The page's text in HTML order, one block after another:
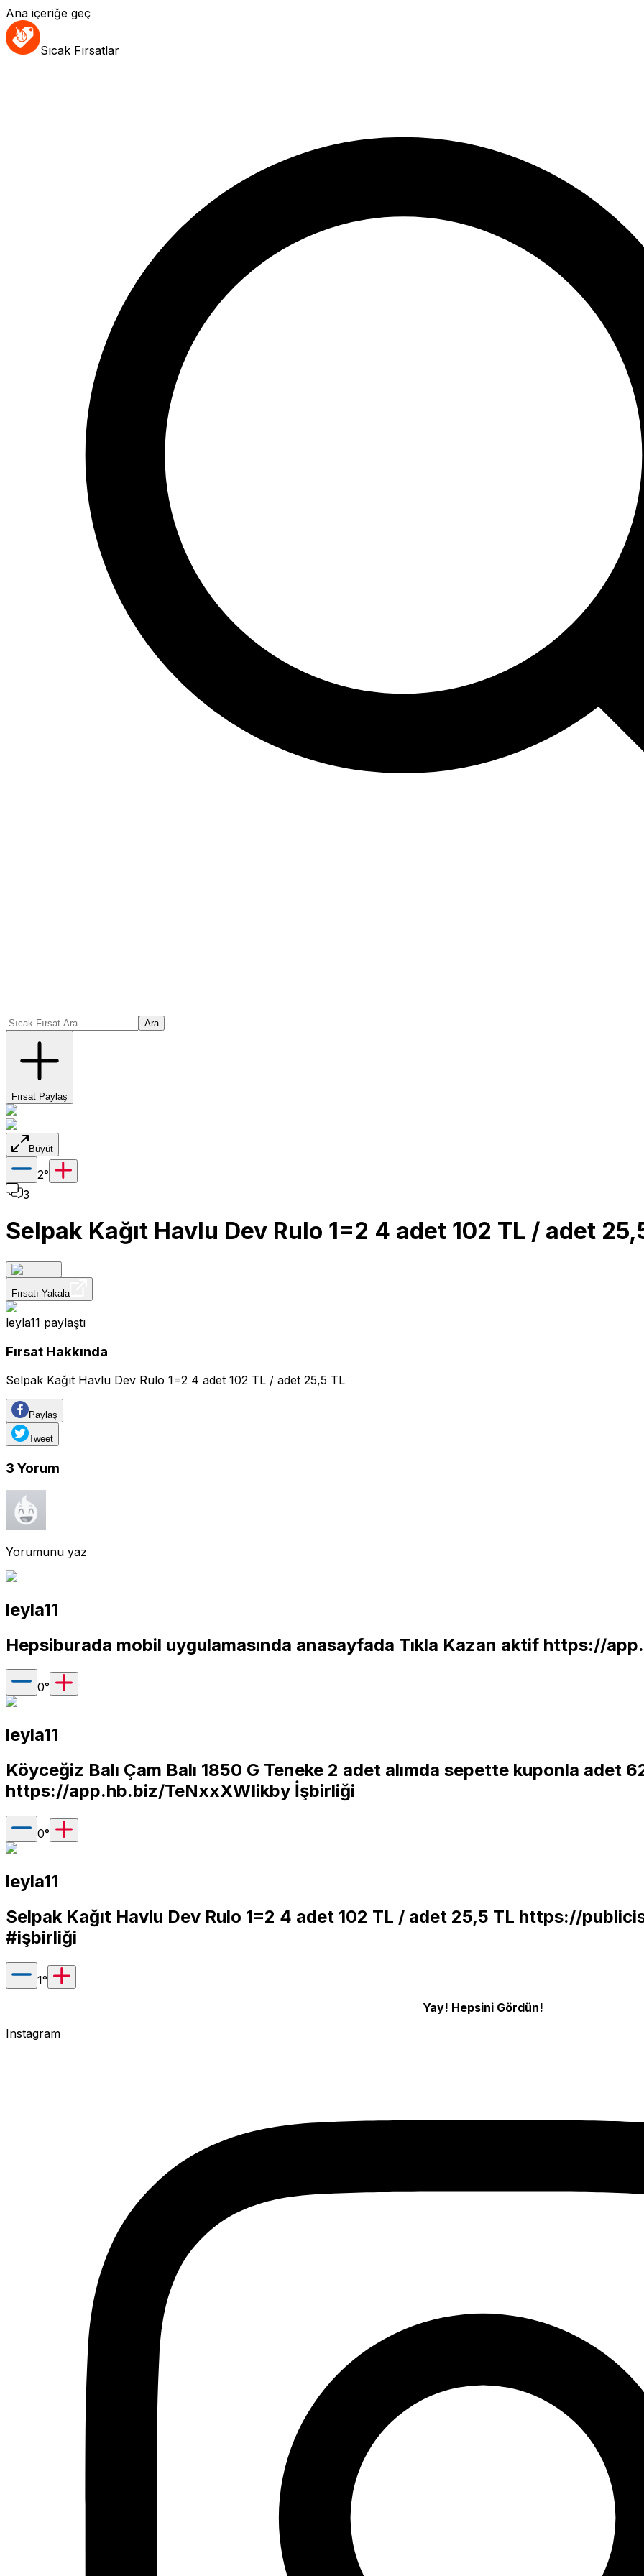
Ana içeriğe geç
Sıcak Fırsatlar
Ara
Fırsat Paylaş
Büyüt
2°
3
Selpak Kağıt Havlu Dev Rulo 1=2 4 adet 102 TL / adet
Fırsatı Yakala
leyla11 paylaştı
Fırsat Hakkında
Selpak Kağıt Havlu Dev Rulo 1=2 4 adet 102 TL / adet 25,5 TL
Paylaş
Tweet
3 Yorum
Yorumunu yaz
leyla11
Hepsiburada mobil uygulamasında anasayfada Tıkla Kazan aktif https://
0°
leyla11
Köyceğiz Balı Çam Balı 1850 G Teneke 2 adet alımda sepette kuponla adet
https://app.hb.biz/TeNxxXWIikby İşbirliği
0°
leyla11
Selpak Kağıt Havlu Dev Rulo 1=2 4 adet 102 TL / adet 25,5 TL https://
#işbirliği
1°
Yay! Hepsini Gördün!
Instagram